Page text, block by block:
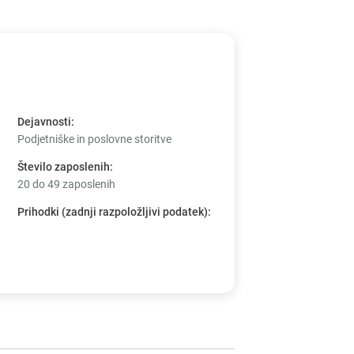
Dejavnosti:
Podjetniške in poslovne storitve
Število zaposlenih:
20 do 49 zaposlenih
Prihodki (zadnji razpoložljivi podatek):